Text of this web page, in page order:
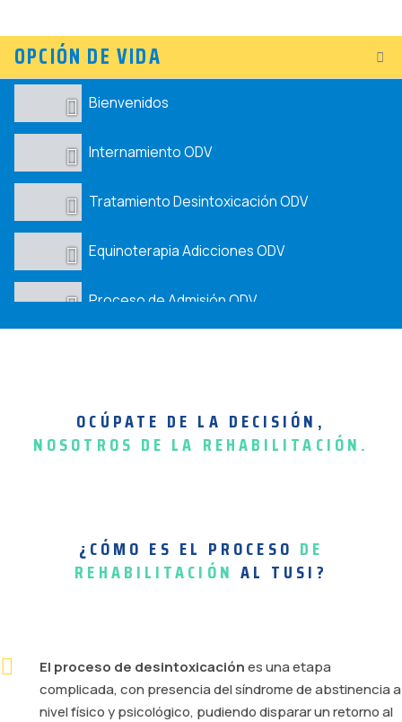
OPCIÓN DE VIDA
Bienvenidos
Internamiento ODV
Tratamiento Desintoxicación ODV
Equinoterapia Adicciones ODV
Proceso de Admisión ODV
OCÚPATE DE LA DECISIÓN,
NOSOTROS DE LA REHABILITACIÓN.
¿CÓMO ES EL PROCESO DE
REHABILITACIÓN AL TUSI?
El proceso de desintoxicaciónes una etapa
complicada, con presencia del síndrome de abstinencia a
nivel físico y psicológico, pudiendo disparar un retorno al